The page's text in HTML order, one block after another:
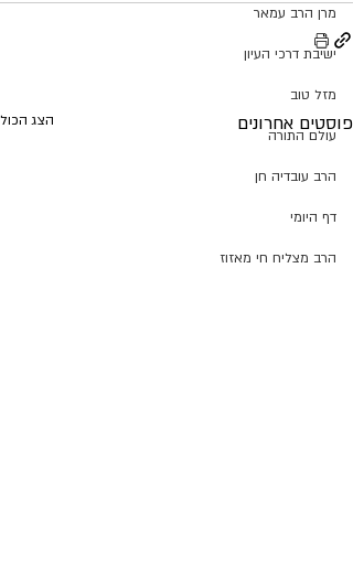
מרן הרב עמאר
ישיבת דרכי העיון
מזל טוב
עולם התורה
הרב עובדיה חן
דף היומי
הרב מצליח חי מאזוז
פוסטים אחרונים הצג הכול